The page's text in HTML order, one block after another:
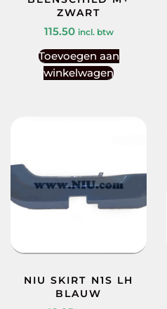
ZWART
115.50 incl. btw
Toevoegen aan
winkelwagen
NIU SKIRT N1S LH
BLAUW